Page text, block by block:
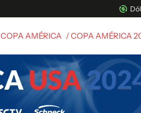
Suscríbete ahora a El
donde
COPA AMÉRICA / COPA AMÉRICA